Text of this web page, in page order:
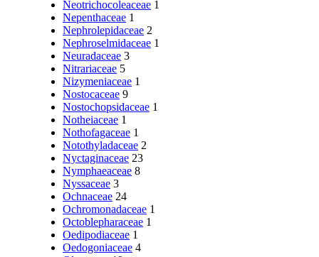
Neotrichocoleaceae 1
Nepenthaceae 1
Nephrolepidaceae 2
Nephroselmidaceae 1
Neuradaceae 3
Nitrariaceae 5
Nizymeniaceae 1
Nostocaceae 9
Nostochopsidaceae 1
Notheiaceae 1
Nothofagaceae 1
Notothyladaceae 2
Nyctaginaceae 23
Nymphaeaceae 8
Nyssaceae 3
Ochnaceae 24
Ochromonadaceae 1
Octoblepharaceae 1
Oedipodiaceae 1
Oedogoniaceae 4